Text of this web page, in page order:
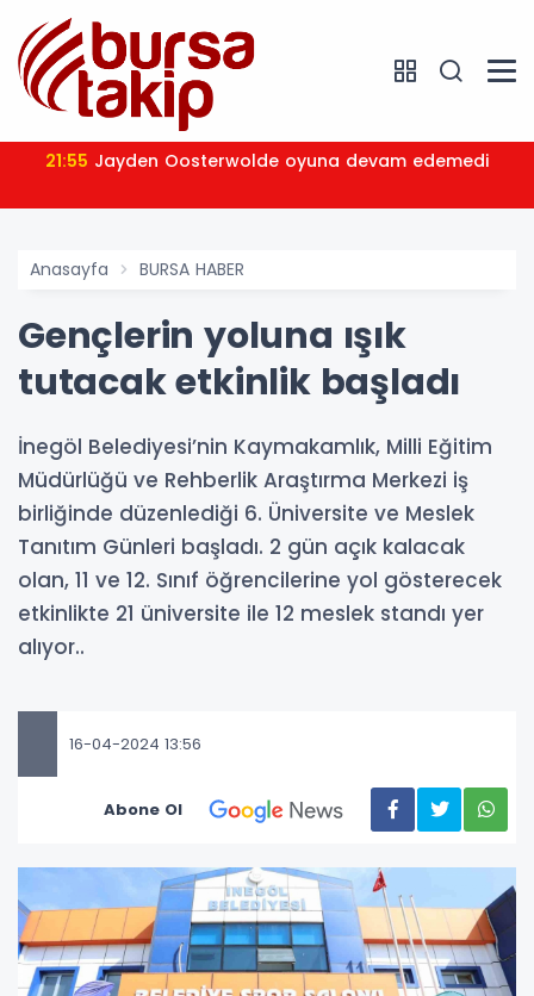
21:55 Jayden Oosterwolde oyuna devam edemedi
Anasayfa BURSA HABER
Gençlerin yoluna ışık
tutacak etkinlik başladı
İnegöl Belediyesi’nin Kaymakamlık, Milli Eğitim
Müdürlüğü ve Rehberlik Araştırma Merkezi iş
birliğinde düzenlediği 6. Üniversite ve Meslek
Tanıtım Günleri başladı. 2 gün açık kalacak
olan, 11 ve 12. Sınıf öğrencilerine yol gösterecek
etkinlikte 21 üniversite ile 12 meslek standı yer
alıyor..
16-04-2024 13:56
Abone Ol